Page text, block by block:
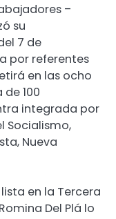
–
su
7 de
por referentes
en las ocho
100
integrada por
Socialismo,
Nueva
en la Tercera
Del Plá lo